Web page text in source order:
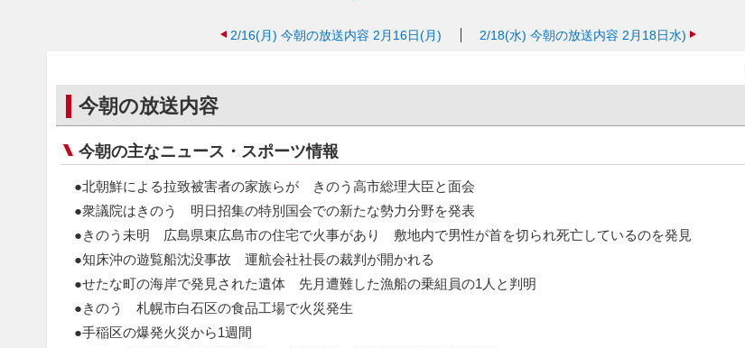
2/16(月) 今朝の放送内容 2月16日(月) 2/18(水) 今朝の放送内容 2月18日水)
今朝の放送内容
今朝の主なニュース・スポーツ情報
●北朝鮮による拉致被害者の家族らが きのう高市総理大臣と面会
●衆議院はきのう 明日招集の特別国会での新たな勢力分野を発表
●きのう未明 広島県東広島市の住宅で火事があり 敷地内で男性が首を切られ死亡しているのを発見
●知床沖の遊覧船沈没事故 運航会社社長の裁判が開かれる
●せたな町の海岸で発見された遺体 先月遭難した漁船の乗組員の1人と判明
●きのう 札幌市白石区の食品工場で火災発生
●手稲区の爆発火災から1週間